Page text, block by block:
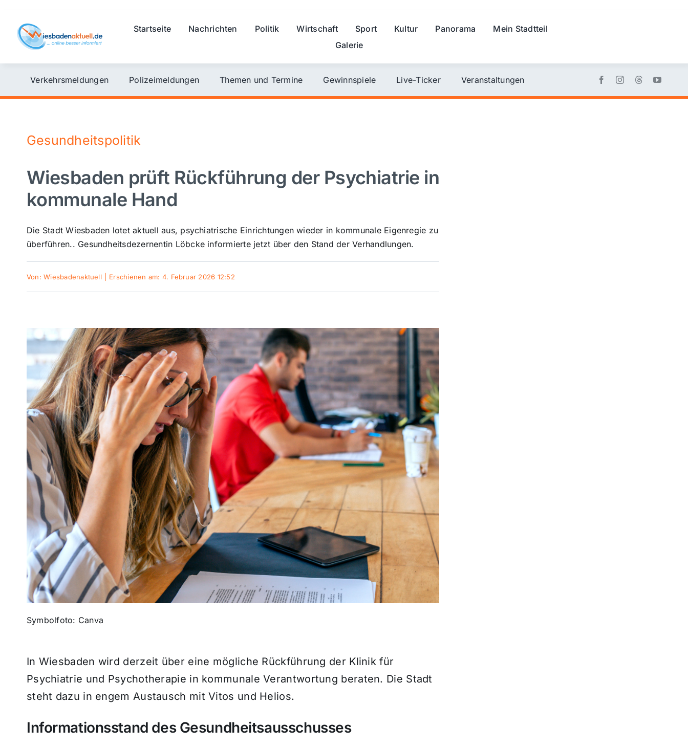
content
Startseite Nachrichten Politik Wirtschaft Sport Kultur Panorama
Mein Stadtteil
Galerie
Verkehrsmeldungen Polizeimeldungen Themen und Termine Gewinnspiele Live-Ticker Veranstaltungen
Gesundheitspolitik
Wiesbaden prüft Rückführung der Psychiatrie in
kommunale Hand
Die Stadt Wiesbaden lotet aktuell aus, psychiatrische Einrichtungen wieder in kommunale Eigenregie zu
überführen.. Gesundheitsdezernentin Löbcke informierte jetzt über den Stand der Verhandlungen.
Von:Wiesbadenaktuell Erschienen am: 4. Februar 2026 12:52
Symbolfoto: Canva
In Wiesbaden wird derzeit über eine mögliche Rückführung der Klinik für
Psychiatrie und Psychotherapie in kommunale Verantwortung beraten. Die Stadt
steht dazu in engem Austausch mit Vitos und Helios.
Informationsstand des Gesundheitsausschusses